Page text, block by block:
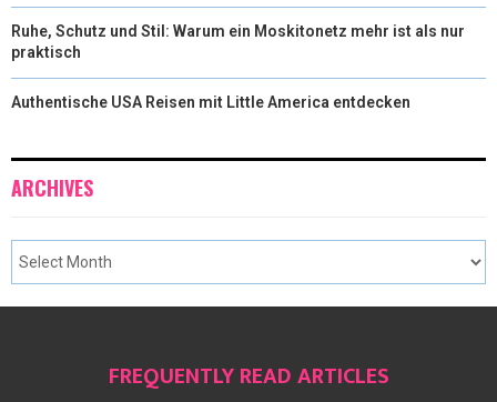
Ruhe, Schutz und Stil: Warum ein Moskitonetz mehr ist als nur
praktisch
Authentische USA Reisen mit Little America entdecken
ARCHIVES
FREQUENTLY READ ARTICLES